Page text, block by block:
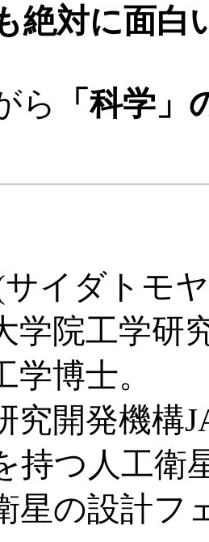
絶対に面白
ら
「科学
イダトモ
学院工学研
博士。
究開発機構
持つ人工衛
星の設計フ